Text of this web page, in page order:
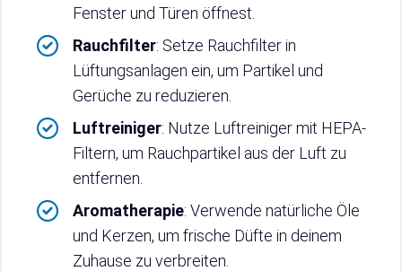
Fenster und Türen öffnest.
Rauchfilter: Setze Rauchfilter in
Lüftungsanlagen ein, um Partikel und
Gerüche zu reduzieren.
Luftreiniger: Nutze Luftreiniger mit HEPA-
Filtern, um Rauchpartikel aus der Luft zu
entfernen.
Aromatherapie: Verwende natürliche Öle
und Kerzen, um frische Düfte in deinem
Zuhause zu verbreiten.